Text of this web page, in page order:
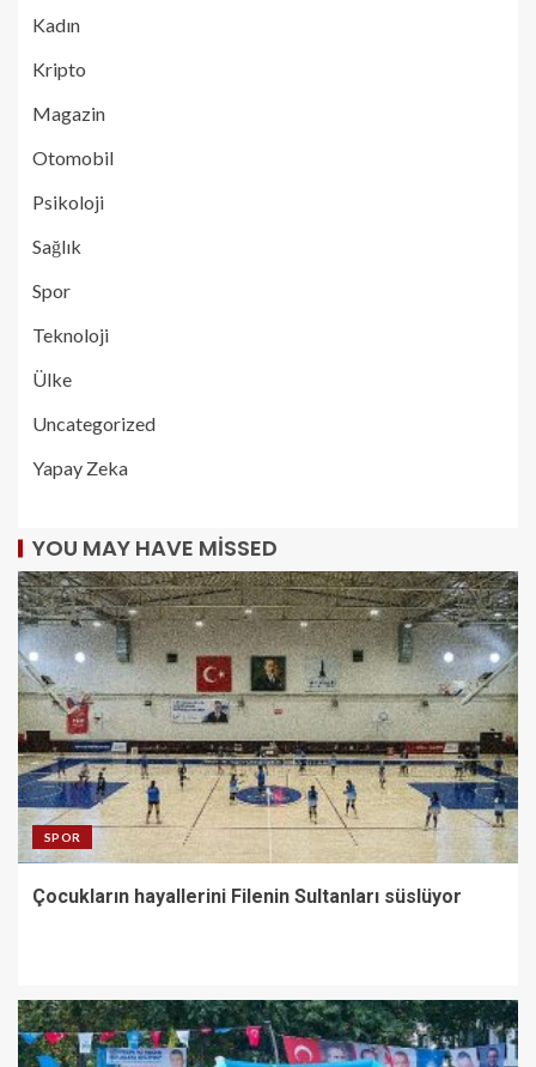
Kadın
Kripto
Magazin
Otomobil
Psikoloji
Sağlık
Spor
Teknoloji
Ülke
Uncategorized
Yapay Zeka
YOU MAY HAVE MISSED
SPOR
Çocukların hayallerini Filenin Sultanları süslüyor